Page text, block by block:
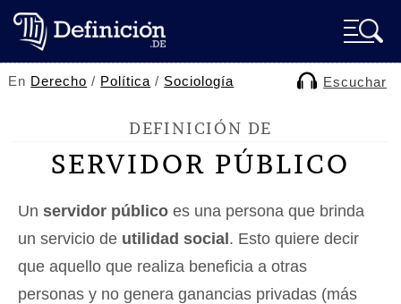
En Derecho / Política / Sociología Escuchar
DEFINICIÓN DE
SERVIDOR PÚBLICO
Un servidor público es una persona que brinda
un servicio de utilidad social . Esto quiere decir
que aquello que realiza beneficia a otras
personas y no genera ganancias privadas (más